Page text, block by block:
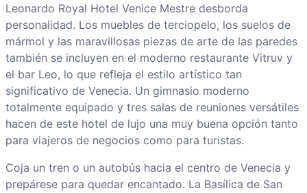
Leonardo Royal Hotel Venice Mestre desborda
personalidad. Los muebles de terciopelo, los suelos de
mármol y las maravillosas piezas de arte de las paredes
también se incluyen en el moderno restaurante Vitruv y
el bar Leo, lo que refleja el estilo artístico tan
significativo de Venecia. Un gimnasio moderno
totalmente equipado y tres salas de reuniones versátiles
hacen de este hotel de lujo una muy buena opción tanto
para viajeros de negocios como para turistas.
Coja un tren o un autobús hacia el centro de Venecia y
prepárese para quedar encantado. La Basílica de San